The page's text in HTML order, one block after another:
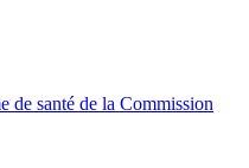
de santé de la Commission